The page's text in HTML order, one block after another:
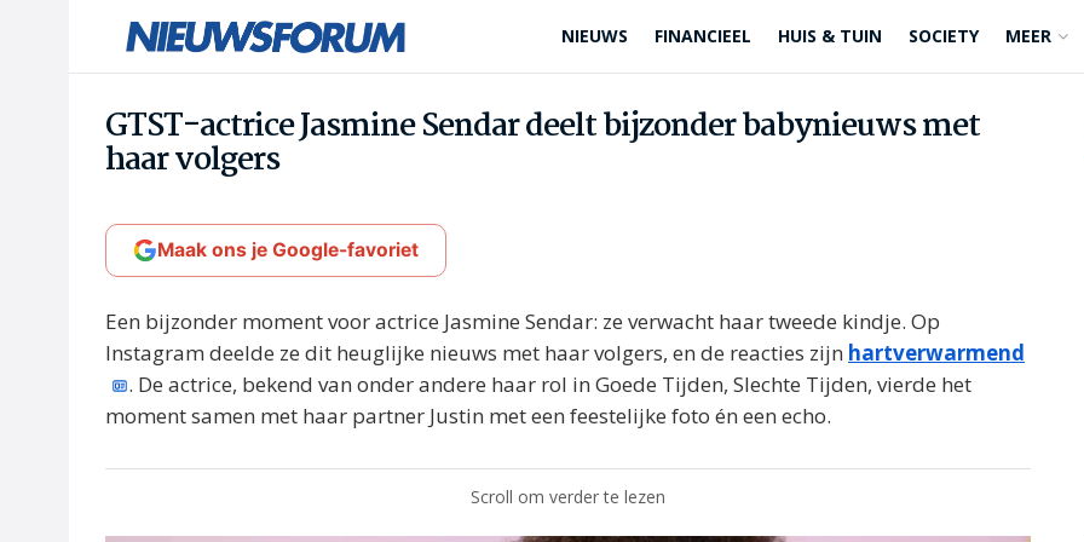
NIEUWS FINANCIEEL HUIS & TUIN SOCIETY MEER
GTST-actrice Jasmine Sendar deelt bijzonder babynieuws met
haar volgers
Maak ons je Google-favoriet
Een bijzonder moment voor actrice Jasmine Sendar: ze verwacht haar tweede kindje. Op
Instagram deelde ze dit heuglijke nieuws met haar volgers, en de reacties zijn hartverwarmend
. De actrice, bekend van onder andere haar rol in Goede Tijden, Slechte Tijden, vierde het
moment samen met haar partner Justin met een feestelijke foto én een echo.
Scroll om verder te lezen